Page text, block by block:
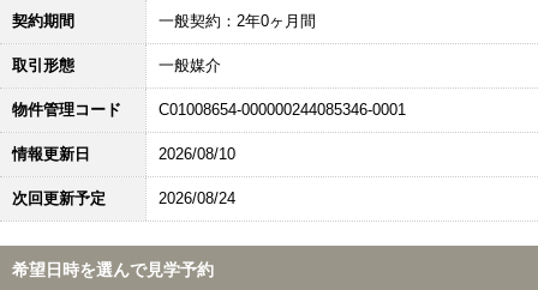
契約期間 一般契約：2年0ヶ月間
取引形態 一般媒介
物件管理コード C01008654-000000244085346-0001
情報更新日 2026/08/10
次回更新予定 2026/08/24
希望日時を選んで見学予約